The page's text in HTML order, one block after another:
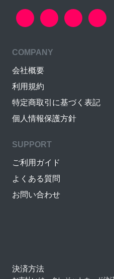
COMPANY
会社概要
利用規約
特定商取引に基づく表記
個人情報保護方針
SUPPORT
ご利用ガイド
よくある質問
お問い合わせ
決済方法